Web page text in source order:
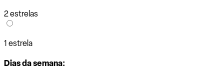
2 estrelas
1 estrela
Dias da semana: